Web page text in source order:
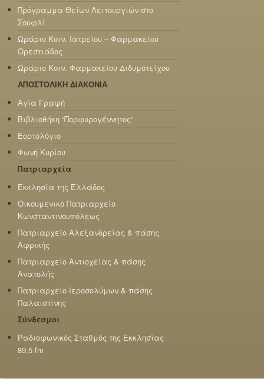
Πρόγραμμα Θείων Λειτουργιών στο
Σουφλί
Ωράριο Κοιν. Ιατρείου – Φαρμακείου
Ορεστιάδος
Ωράριο Κοιν. Φαρμακείου Διδυμοτείχου
ΑΠΟΣΤΟΛΙΚΗ ΔΙΑΚΟΝΙΑ
Αγία Γραφή
Βιβλιοθήκη “Πορφυρογέννητος”
Εορτολόγιο
Φωνή Κυρίου
Πατριαρχεία
Εκκλησία της Ελλάδος
Οικουμενικό Πατριαρχείο
Κωνσταντινουπόλεως
Πατριαρχείο Αλεξανδρείας & πάσης
Αφρικής
Πατριαρχείο Αντιοχείας & πάσης
Ανατολής
Πατριαρχείο Ιεροσολύμων & πάσης
Παλαιστίνης
Σύνδεσμοι
Ραδιοφωνικός Σταθμός της Εκκλησίας
89,5 fm